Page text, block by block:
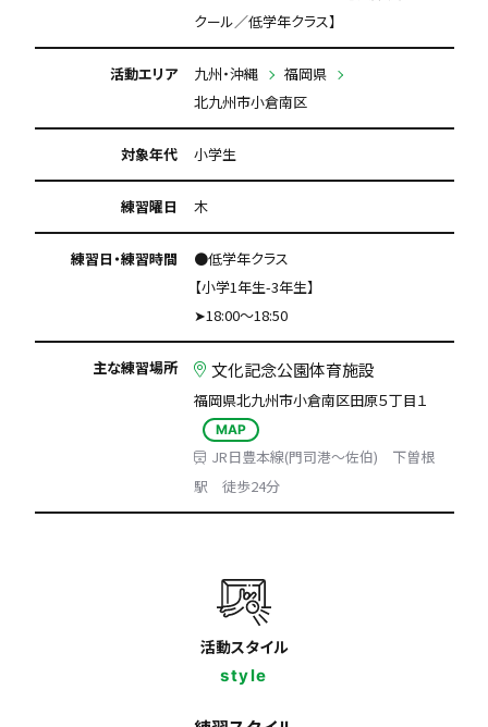
クール／低学年クラス】
活動エリア 九州・沖縄
福岡県
北九州市小倉南区
対象年代 小学生
練習曜日 木
練習日・練習時間
●低学年クラス
【小学1年生-3年生】
➤18:00～18:50
主な練習場所 文化記念公園体育施設
福岡県北九州市小倉南区田原５丁目１
MAP
JR日豊本線(門司港～佐伯) 下曽根
駅 徒歩24分
活動スタイル
style